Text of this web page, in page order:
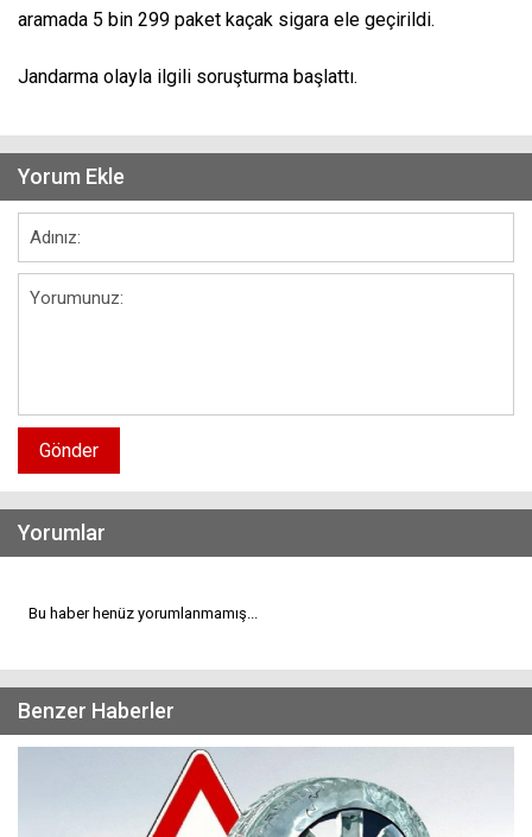
aramada 5 bin 299 paket kaçak sigara ele geçirildi.
Jandarma olayla ilgili soruşturma başlattı.
Yorum Ekle
Gönder
Yorumlar
Bu haber henüz yorumlanmamış...
Benzer Haberler